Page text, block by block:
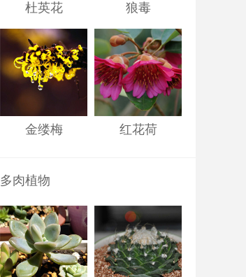
杜英花 狼毒
金缕梅 红花荷
多肉植物